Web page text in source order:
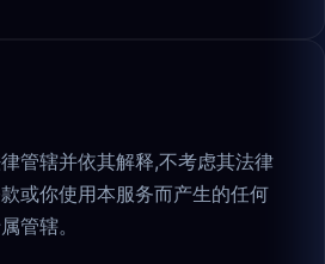
管辖并依其解释,不考虑其法律
或你使用本服务而产生的任何
管辖。